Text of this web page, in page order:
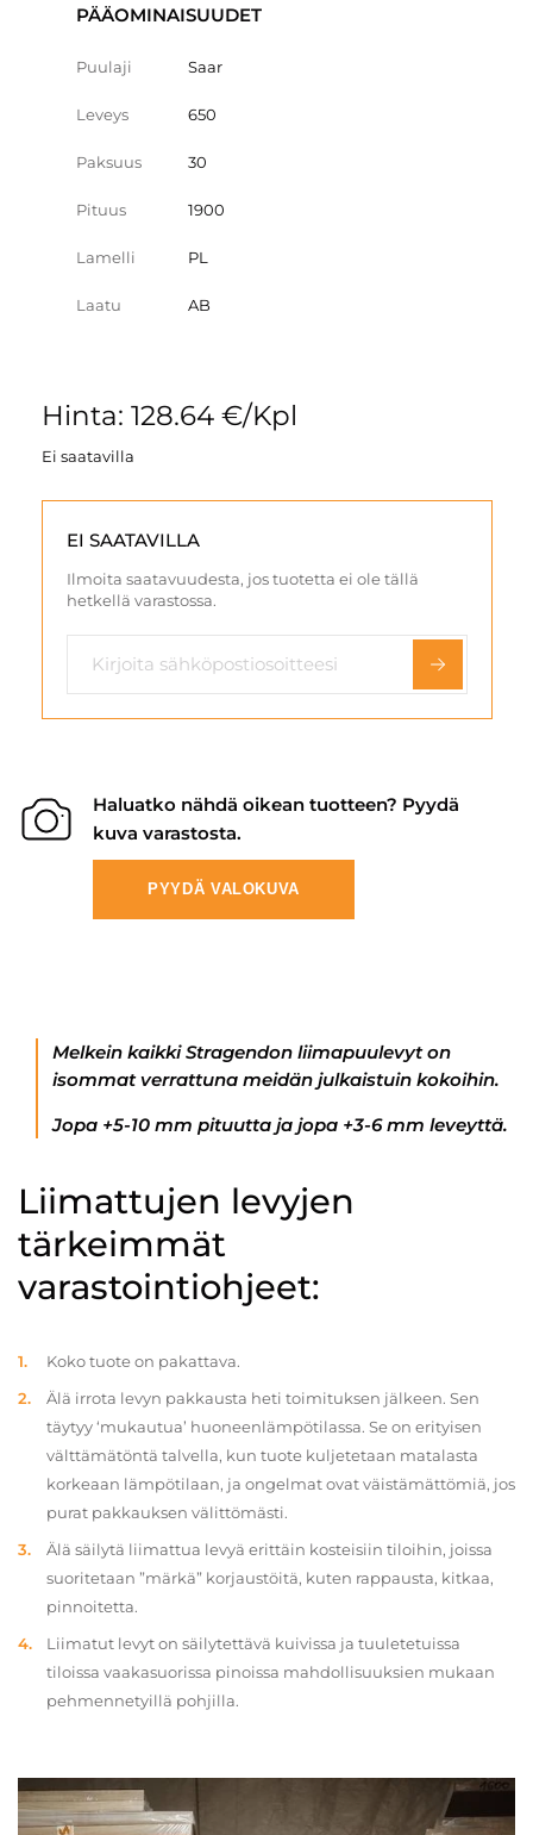
PÄÄOMINAISUUDET
Puulaji Saar
Leveys 650
Paksuus 30
Pituus 1900
Lamelli PL
Laatu AB
Hinta: 128.64 €/Kpl
Ei saatavilla
EI SAATAVILLA
Ilmoita saatavuudesta, jos tuotetta ei ole tällä
hetkellä varastossa.
Haluatko nähdä oikean tuotteen? Pyydä
kuva varastosta.
PYYDÄ VALOKUVA
Melkein kaikki Stragendon liimapuulevyt on
isommat verrattuna meidän julkaistuin kokoihin.
Jopa +5-10 mm pituutta ja jopa +3-6 mm leveyttä.
Liimattujen levyjen
tärkeimmät
varastointiohjeet:
Koko tuote on pakattava.
Älä irrota levyn pakkausta heti toimituksen jälkeen. Sen
täytyy ‘mukautua’ huoneenlämpötilassa. Se on erityisen
välttämätöntä talvella, kun tuote kuljetetaan matalasta
korkeaan lämpötilaan, ja ongelmat ovat väistämättömiä, jos
purat pakkauksen välittömästi.
Älä säilytä liimattua levyä erittäin kosteisiin tiloihin, joissa
suoritetaan ”märkä” korjaustöitä, kuten rappausta, kitkaa,
pinnoitetta.
Liimatut levyt on säilytettävä kuivissa ja tuuletetuissa
tiloissa vaakasuorissa pinoissa mahdollisuuksien mukaan
pehmennetyillä pohjilla.